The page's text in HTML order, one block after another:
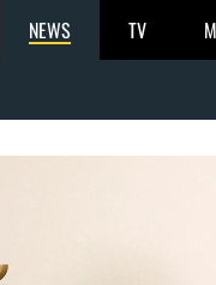
NEWS TV